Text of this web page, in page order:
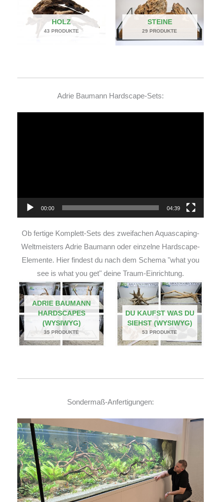
HOLZ
43 PRODUKTE
STEINE
29 PRODUKTE
Adrie Baumann Hardscape-Sets:
00:00 04:39
Ob fertige Komplett-Sets des zweifachen Aquascaping-
Weltmeisters Adrie Baumann oder einzelne Hardscape-
Elemente. Hier findest du nach dem Schema "what you
see is what you get" deine Traum-Einrichtung.
ADRIE BAUMANN
HARDSCAPES
(WYSIWYG)
35 PRODUKTE
DU KAUFST WAS DU
SIEHST (WYSIWYG)
53 PRODUKTE
Sondermaß-Anfertigungen: